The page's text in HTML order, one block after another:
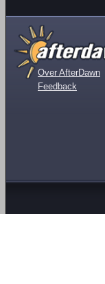
Over AfterDawn
Feedback